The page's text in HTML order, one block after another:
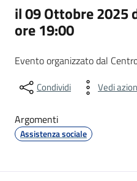
il 09 Ottobre 2025
ore 19:00
Evento organizzato dal
Condividi Vedi
Argomenti
Assistenza sociale